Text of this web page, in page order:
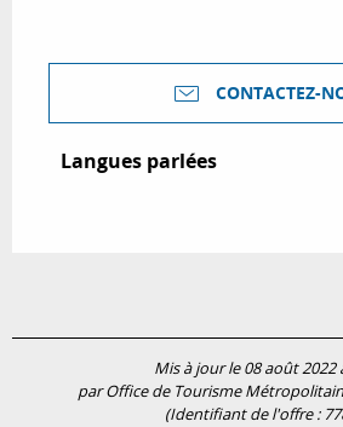
CONTACTEZ-
Langues parlées
Langues parlées
Mis à jour le 08 août 2022
par Office de Tourisme
(Identifiant de l'offre :